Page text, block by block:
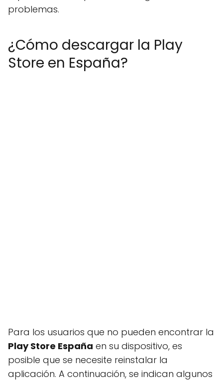
problemas.
¿Cómo descargar la Play
Store en España?
Para los usuarios que no pueden encontrar la
Play Store España en su dispositivo, es
posible que se necesite reinstalar la
aplicación. A continuación, se indican algunos